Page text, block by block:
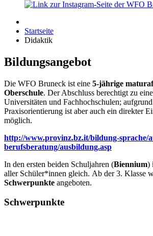
Startseite
Didaktik
Bildungsangebot
Die WFO Bruneck ist eine 5-jährige
Oberschule. Der Abschluss berechtigt zu
Universitäten und Fachhochschulen;
Praxisorientierung ist aber auch ein direkter
möglich.
http://www.provinz.bz.it/bildung-sprache/
berufsberatung/ausbildung.asp
In den ersten beiden Schuljahren (Biennium)
aller Schüler*innen gleich. Ab der 3. Klasse
Schwerpunkte angeboten.
Schwerpunkte